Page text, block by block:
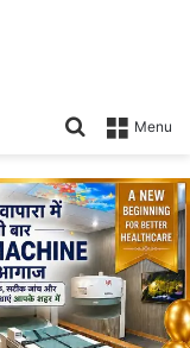
Menu
Search